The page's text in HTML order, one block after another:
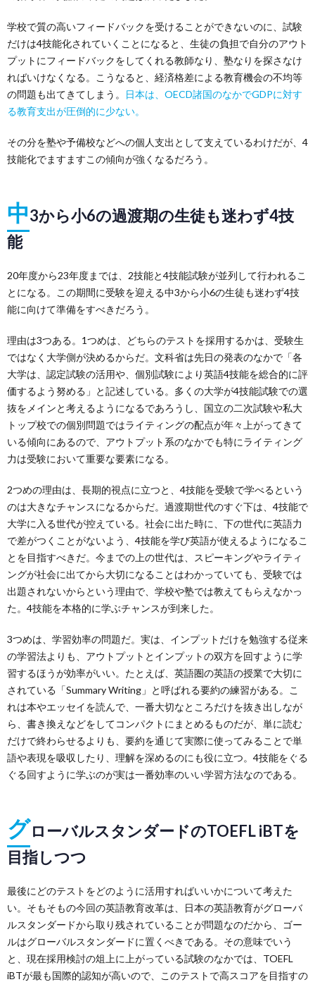
学校で質の高いフィードバックを受けることができないのに、試験
だけは4技能化されていくことになると、生徒の負担で自分のアウト
プットにフィードバックをしてくれる教師なり、塾なりを探さなけ
ればいけなくなる。こうなると、経済格差による教育機会の不均等
の問題も出てきてしまう。
日本は、OECD諸国のなかでGDPに対す
る教育支出が圧倒的に少ない。
その分を塾や予備校などへの個人支出として支えているわけだが、4
技能化でますますこの傾向が強くなるだろう。
中3から小6の過渡期の生徒も迷わず4技
能
20年度から23年度までは、2技能と4技能試験が並列して行われるこ
とになる。この期間に受験を迎える中3から小6の生徒も迷わず4技
能に向けて準備をすべきだろう。
理由は3つある。1つめは、どちらのテストを採用するかは、受験生
ではなく大学側が決めるからだ。文科省は先日の発表のなかで「各
大学は、認定試験の活用や、個別試験により英語4技能を総合的に評
価するよう努める」と記述している。多くの大学が4技能試験での選
抜をメインと考えるようになるであろうし、国立の二次試験や私大
トップ校での個別問題ではライティングの配点が年々上がってきて
いる傾向にあるので、アウトプット系のなかでも特にライティング
力は受験において重要な要素になる。
2つめの理由は、長期的視点に立つと、4技能を受験で学べるという
のは大きなチャンスになるからだ。過渡期世代のすぐ下は、4技能で
大学に入る世代が控えている。社会に出た時に、下の世代に英語力
で差がつくことがないよう、4技能を学び英語が使えるようになるこ
とを目指すべきだ。今までの上の世代は、スピーキングやライティ
ングが社会に出てから大切になることはわかっていても、受験では
出題されないからという理由で、学校や塾では教えてもらえなかっ
た。4技能を本格的に学ぶチャンスが到来した。
3つめは、学習効率の問題だ。実は、インプットだけを勉強する従来
の学習法よりも、アウトプットとインプットの双方を回すように学
習するほうが効率がいい。たとえば、英語圏の英語の授業で大切に
されている「Summary Writing」と呼ばれる要約の練習がある。こ
れは本やエッセイを読んで、一番大切なところだけを抜き出しなが
ら、書き換えなどをしてコンパクトにまとめるものだが、単に読む
だけで終わらせるよりも、要約を通じて実際に使ってみることで単
語や表現を吸収したり、理解を深めるのにも役に立つ。4技能をぐる
ぐる回すように学ぶのが実は一番効率のいい学習方法なのである。
グローバルスタンダードのTOEFL iBTを
目指しつつ
最後にどのテストをどのように活用すればいいかについて考えた
い。そもそもの今回の英語教育改革は、日本の英語教育がグローバ
ルスタンダードから取り残されていることが問題なのだから、ゴー
ルはグローバルスタンダードに置くべきである。その意味でいう
と、現在採用検討の俎上に上がっている試験のなかでは、TOEFL
iBTが最も国際的認知が高いので、このテストで高スコアを目指すの